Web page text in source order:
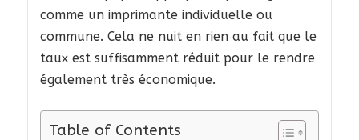
comme un imprimante individuelle ou
commune. Cela ne nuit en rien au fait que le
taux est suffisamment réduit pour le rendre
également très économique.
Table of Contents